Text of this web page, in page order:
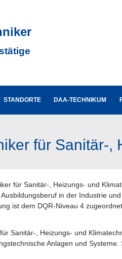
STANDORTE DAA-TECHNIKUM
für Sanitär-,
für Sanitär-, Heizungs- und
in der Industrie und
ist dem DQR-Niveau 4
Sanitär-, Heizungs- und
Anlagen und Systeme.